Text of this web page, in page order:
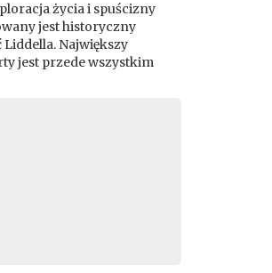
życia i spuścizny
jest historyczny
Największy
jest przede wszystkim